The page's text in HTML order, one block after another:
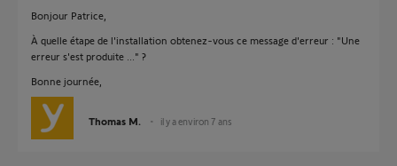
Bonjour Patrice,
À quelle étape de l'installation obtenez-vous ce message d'erreur : "Une
erreur s'est produite ..." ?
Bonne journée,
Thomas M. il y a environ 7 ans